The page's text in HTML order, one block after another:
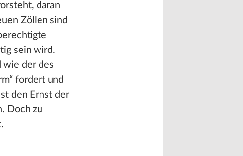
daran
Zöllen sind
sein wird.
wie der des
fordert und
den Ernst der
Doch zu